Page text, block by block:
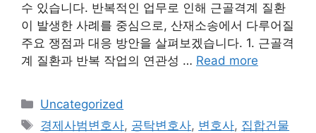
수 있습니다. 반복적인 업무로 인해 근골격계 질환
이 발생한 사례를 중심으로, 산재소송에서 다루어질
주요 쟁점과 대응 방안을 살펴보겠습니다. 1. 근골격
계 질환과 반복 작업의 연관성 … Read more
Categories
Uncategorized
Tags
경제사범변호사, 공탁변호사, 변호사, 집합건물